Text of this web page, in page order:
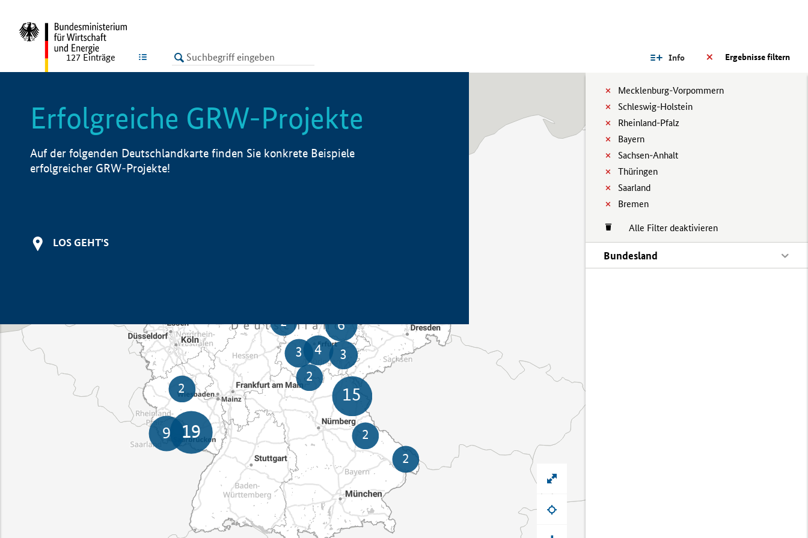
LISTE Ergebnisse filtern
Info
Mecklenburg-Vorpommern
Schleswig-Holstein
Rheinland-Pfalz
Bayern
Sachsen-Anhalt
Thüringen
Saarland
Bremen
Alle Filter deaktivieren
Bundesland
127 Einträge
Erfolgreiche GRW-Projekte
Auf der folgenden Deutschlandkarte finden Sie konkrete Beispiele
erfolgreicher GRW-Projekte!
LOS GEHT'S